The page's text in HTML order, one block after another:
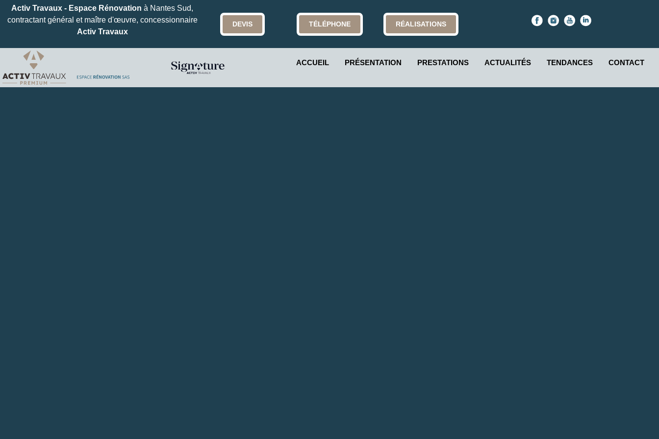
Activ Travaux - Espace Rénovation à Nantes Sud,
contractant général et maître d'œuvre, concessionnaire
Activ Travaux
DEVIS TÉLÉPHONE RÉALISATIONS
ACCUEIL PRÉSENTATION PRESTATIONS ACTUALITÉS TENDANCES CONTACT